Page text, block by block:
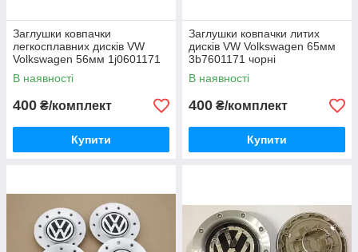
Заглушки ковпачки
легкосплавних дисків VW
Volkswagen 56мм 1j0601171
чорні
В наявності
400 ₴/комплект
Купити
Заглушки ковпачки литих
дисків VW Volkswagen 65мм
3b7601171 чорні
В наявності
400 ₴/комплект
Купити